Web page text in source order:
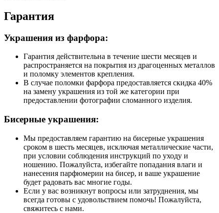
Гарантия
Украшения из фарфора:
Гарантия действительна в течение шести месяцев и
распространяется на покрытия из драгоценных металлов
и поломку элементов крепления.
В случае поломки фарфора предоставляется скидка 40%
на замену украшения из той же категории при
предоставлении фотографии сломанного изделия.
Бисерные украшения:
Мы предоставляем гарантию на бисерные украшения
сроком в шесть месяцев, исключая металлические части,
при условии соблюдения инструкций по уходу и
ношению. Пожалуйста, избегайте попадания влаги и
нанесения парфюмерии на бисер, и ваше украшение
будет радовать вас многие годы.
Если у вас возникнут вопросы или затруднения, мы
всегда готовы с удовольствием помочь! Пожалуйста,
свяжитесь с нами.